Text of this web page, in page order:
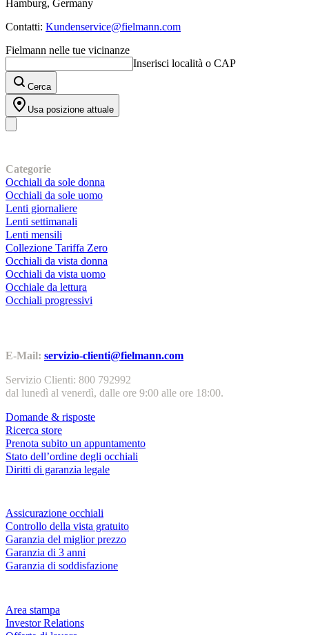
Hamburg, Germany
Contatti: Kundenservice@fielmann.com
Fielmann nelle tue vicinanze
Inserisci località o CAP
Cerca
Usa posizione attuale
Categorie
Occhiali da sole donna
Occhiali da sole uomo
Lenti giornaliere
Lenti settimanali
Lenti mensili
Collezione Tariffa Zero
Occhiali da vista donna
Occhiali da vista uomo
Occhiale da lettura
Occhiali progressivi
E-Mail: servizio-clienti@fielmann.com
Servizio Clienti: 800 792992
dal lunedì al venerdì, dalle ore 9:00 alle ore 18:00.
Domande & risposte
Ricerca store
Prenota subito un appuntamento
Stato dell’ordine degli occhiali
Diritti di garanzia legale
Assicurazione occhiali
Controllo della vista gratuito
Garanzia del miglior prezzo
Garanzia di 3 anni
Garanzia di soddisfazione
Area stampa
Investor Relations